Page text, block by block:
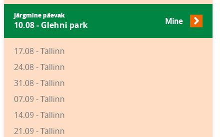
Järgmine päevak
10.08 - Glehni park Mine
17.08 - Tallinn
24.08 - Tallinn
31.08 - Tallinn
07.09 - Tallinn
14.09 - Tallinn
21.09 - Tallinn